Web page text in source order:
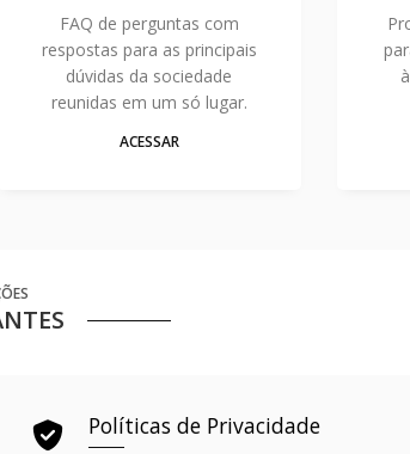
FAQ de perguntas com
respostas para as principais
dúvidas da sociedade
reunidas em um só lugar.
ACESSAR
Políticas de Privacidade